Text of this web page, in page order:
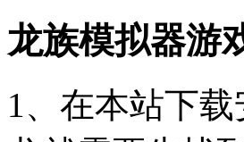
龙族模拟器游
1、在本站下